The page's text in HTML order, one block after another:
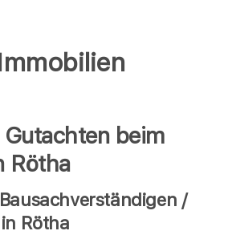
beim
Rötha
/
Rötha